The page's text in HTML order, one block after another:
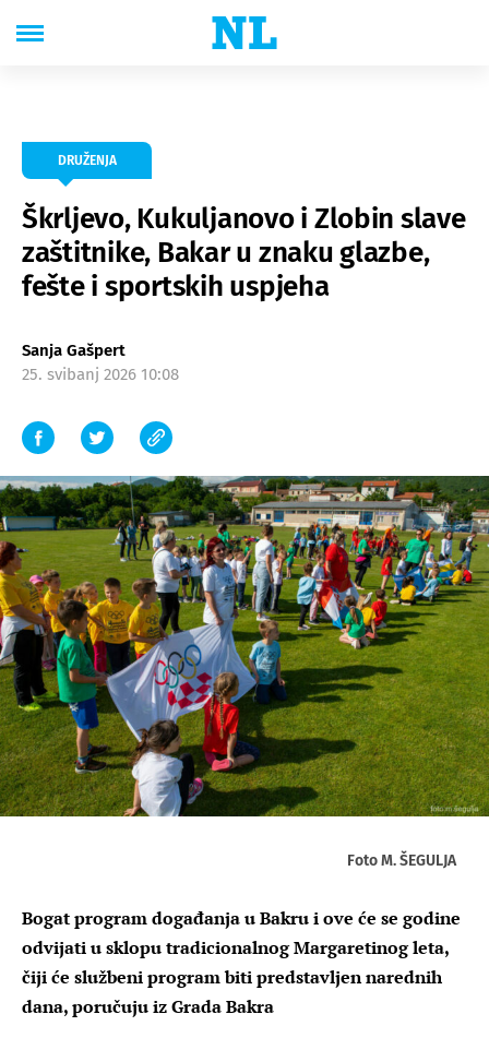
DRUŽENJA
Škrljevo, Kukuljanovo i Zlobin slave
zaštitnike, Bakar u znaku glazbe,
fešte i sportskih uspjeha
Sanja Gašpert
25. svibanj 2026 10:08
Foto M. ŠEGULJA
Bogat program događanja u Bakru i ove će se godine
odvijati u sklopu tradicionalnog Margaretinog leta,
čiji će službeni program biti predstavljen narednih
dana, poručuju iz Grada Bakra